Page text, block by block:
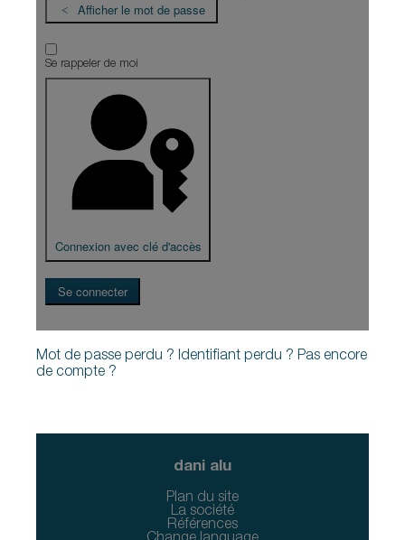
Afficher le mot de passe
Se rappeler de moi
Connexion avec clé d'accès
Se connecter
Mot de passe perdu ?Identifiant perdu ?Pas encore
de compte ?
dani alu
Plan du site
La société
Références